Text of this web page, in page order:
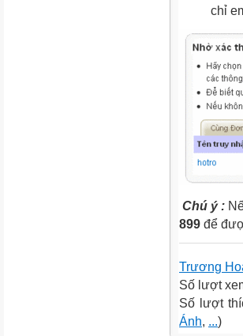
chỉ
Chú ý :
899 để
Trương
Số lượt
Số lượt
Ánh, ...)